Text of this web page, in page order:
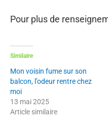
Pour plus de
Similaire
Mon voisin fume sur son
balcon, l’odeur rentre chez
moi
13 mai 2025
Article similaire